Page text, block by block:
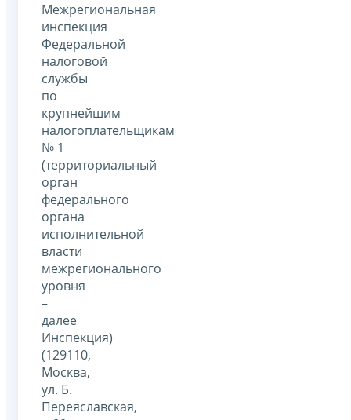
Межрегиональная
инспекция
Федеральной
налоговой
службы
по
крупнейшим
налогоплательщикам
№ 1
(территориальный
орган
федерального
органа
исполнительной
власти
межрегионального
уровня
–
далее
Инспекция)
(129110,
Москва,
ул. Б.
Переяславская,